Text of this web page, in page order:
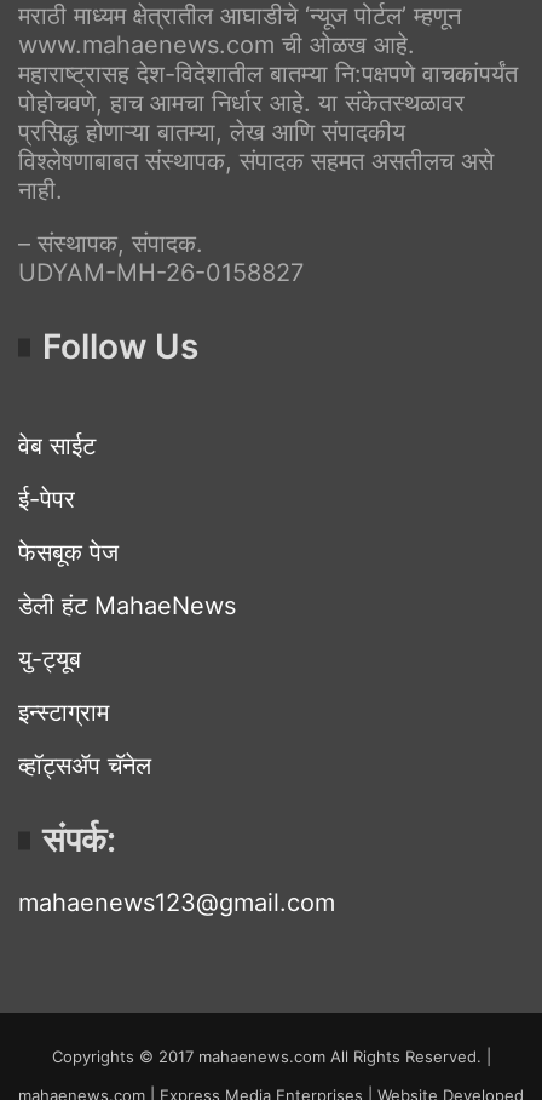
मराठी माध्यम क्षेत्रातील आघाडीचे ‘न्यूज पोर्टल’ म्हणून
www.mahaenews.com ची ओळख आहे.
महाराष्ट्रासह देश-विदेशातील बातम्या नि:पक्षपणे वाचकांपर्यंत
पोहोचवणे, हाच आमचा निर्धार आहे. या संकेतस्थळावर
प्रसिद्ध होणाऱ्या बातम्या, लेख आणि संपादकीय
विश्लेषणाबाबत संस्थापक, संपादक सहमत असतीलच असे
नाही.
– संस्थापक, संपादक.
UDYAM-MH-26-0158827
Follow Us
वेब साईट
ई-पेपर
फेसबूक पेज
डेली हंट MahaeNews
यु-ट्यूब
इन्स्टाग्राम
व्हॉट्सॲप चॅनेल
संपर्क:
mahaenews123@gmail.com
Copyrights © 2017 mahaenews.com All Rights Reserved. |
mahaenews.com | Express Media Enterprises | Website Developed